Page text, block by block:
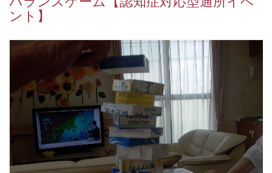
支店案内
郡山中央支店
富田支店
田村支店
レンタル
熱海支店
県中エリア
須賀川支店
森宿支店
ント】